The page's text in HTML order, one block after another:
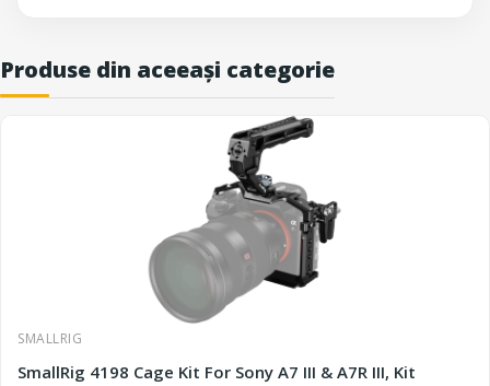
Produse din aceeași categorie
SMALLRIG
SmallRig 4198 Cage Kit For Sony A7 III & A7R III, Kit